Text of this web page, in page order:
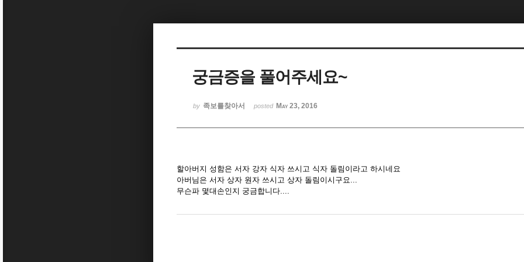
궁금증을 풀어주세요~
by 족보를찾아서 posted May 23, 2016
할아버지 성함은 서자 강자 식자 쓰시고 식자 돌림이라고 하시네요
아버님은 서자 상자 원자 쓰시고 상자 돌림이시구요...
무슨파 몇대손인지 궁금합니다....
Sketchbook5, 스케치북5
Sketchbook5, 스케치북5